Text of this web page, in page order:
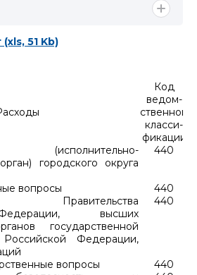
51 Kb)
Код
ведом-
ственной
класси-
фикации
(исполнительно-
городского округа
440
вопросы 440
Правительства
высших
государственной
Федерации,
440
вопросы
440